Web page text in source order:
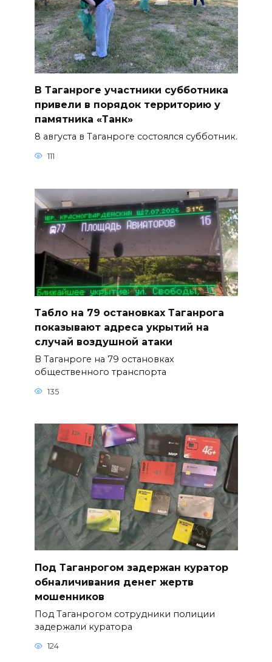
В Таганроге участники субботника
привели в порядок территорию у
памятника «Танк»
8 августа в Таганроге состоялся субботник.
111
Табло на 79 остановках Таганрога
показывают адреса укрытий на
случай воздушной атаки
В Таганроге на 79 остановках
общественного транспорта
135
Под Таганрогом задержан куратор
обналичивания денег жертв
мошенников
Под Таганрогом сотрудники полиции
задержали куратора
124